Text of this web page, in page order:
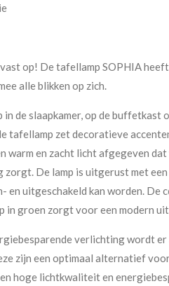
op! De tafellamp SOPHIA
alle blikken op zich.
in de slaapkamer, op de
tafellamp zet decoratieve
warm en zacht licht afgegeven
zorgt. De lamp is uitgerust met
en uitgeschakeld kan worden. De
in groen zorgt voor een modern
verlichting wordt er
zijn een optimaal alternatief
hoge lichtkwaliteit en